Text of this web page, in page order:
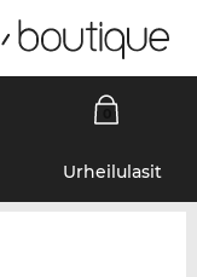
Urheilulasit